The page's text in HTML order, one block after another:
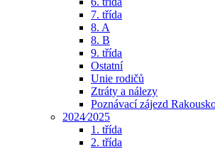
7. třída
8. A
8. B
9. třída
Ostatní
Unie rodičů
Ztráty a nálezy
Poznávací zájezd
2024⁄2025
1. třída
2. třída